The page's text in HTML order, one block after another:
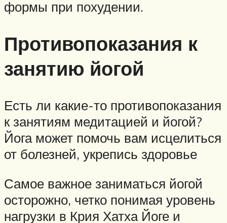
формы при похудении.
Противопоказания к
занятию йогой
Есть ли какие-то противопоказания
к занятиям медитацией и йогой?
Йога может помочь вам исцелиться
от болезней, укрепись здоровье
Самое важное заниматься йогой
осторожно, четко понимая уровень
нагрузки в Крия Хатха Йоге и